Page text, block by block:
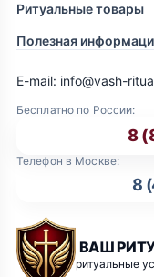
Ритуальные товары
Полезная
ВАШ
ритуальные
Бесплатно по России:
8
Телефон в Москве:
8
E-mail: info@vash-